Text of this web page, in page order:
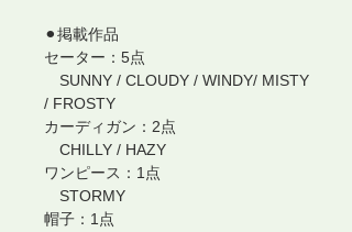
⚫︎掲載作品
セーター：5点
SUNNY / CLOUDY / WINDY/ MISTY
/ FROSTY
カーディガン：2点
CHILLY / HAZY
ワンピース：1点
STORMY
帽子：1点